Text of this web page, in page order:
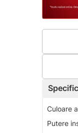
Culoare
Putere